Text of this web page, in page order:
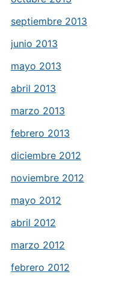
septiembre 2013
junio 2013
mayo 2013
abril 2013
marzo 2013
febrero 2013
diciembre 2012
noviembre 2012
mayo 2012
abril 2012
marzo 2012
febrero 2012